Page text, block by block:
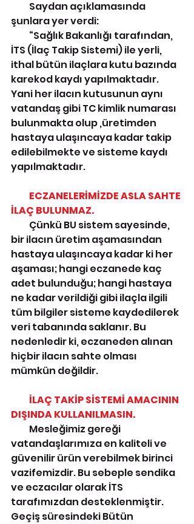
şunlara yer verdi:
İTS (İlaç Takip Sistemi) ile yerli,
ithal bütün ilaçlara kutu bazında
karekod kaydı yapılmaktadır.
Yani her ilacın kutusunun aynı
vatandaş gibi TC kimlik numarası
bulunmakta olup ,üretimden
hastaya ulaşıncaya kadar takip
edilebilmekte ve sisteme kaydı
yapılmaktadır.
         ECZANELERİMİZDE ASLA SAHTE
İLAÇ BULUNMAZ.
bir ilacın üretim aşamasından
hastaya ulaşıncaya kadar ki her
aşaması; hangi eczanede kaç
adet bulunduğu; hangi hastaya
ne kadar verildiği gibi ilaçla ilgili
tüm bilgiler sisteme kaydedilerek
veri tabanında saklanır. Bu
nedenledir ki, eczaneden alınan
hiçbir ilacın sahte olması
mümkün değildir.
DIŞINDA KULLANILMASIN.
vatandaşlarımıza en kaliteli ve
güvenilir ürün verebilmek birinci
vazifemizdir. Bu sebeple sendika
ve eczacılar olarak İTS
tarafımızdan desteklenmiştir.
Geçiş süresindeki Bütün